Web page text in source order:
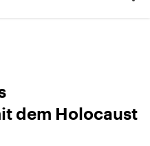
dem Holocaust